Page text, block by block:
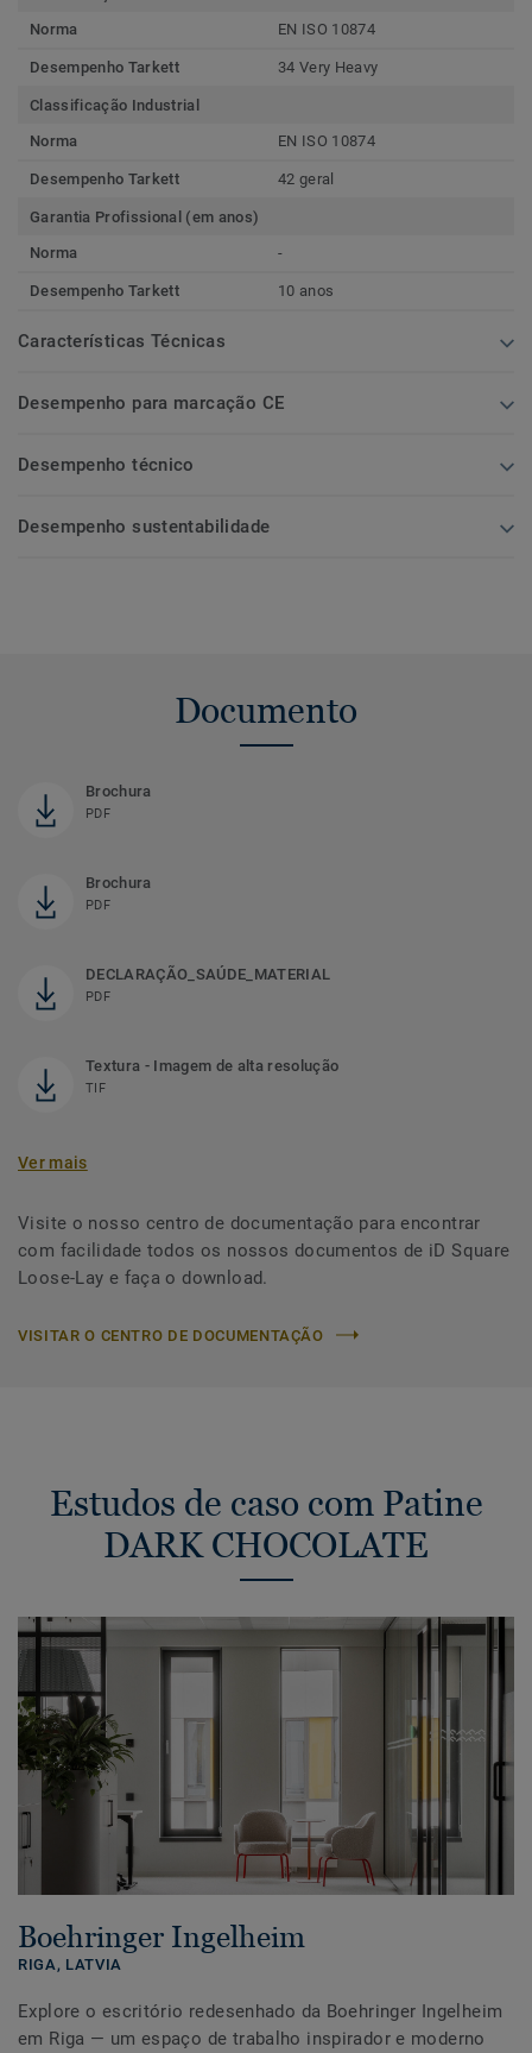
Norma
EN ISO 10874
Desempenho Tarkett 34 Very Heavy
Classificação Industrial
Norma
EN ISO 10874
Desempenho Tarkett 42 geral
Garantia Profissional (em anos)
Norma
-
Desempenho Tarkett 10 anos
Características Técnicas
Desempenho para marcação CE
Desempenho técnico
Desempenho sustentabilidade
Documento
Brochura
PDF
Brochura
PDF
DECLARAÇÃO_SAÚDE_MATERIAL
PDF
Textura - Imagem de alta resolução
TIF
Ver mais
Visite o nosso centro de documentação para encontrar
com facilidade todos os nossos documentos de iD Square
Loose-Lay e faça o download.
VISITAR O CENTRO DE DOCUMENTAÇÃO
Estudos de caso com Patine
DARK CHOCOLATE
Boehringer Ingelheim
RIGA, LATVIA
Explore o escritório redesenhado da Boehringer Ingelheim
em Riga — um espaço de trabalho inspirador e moderno